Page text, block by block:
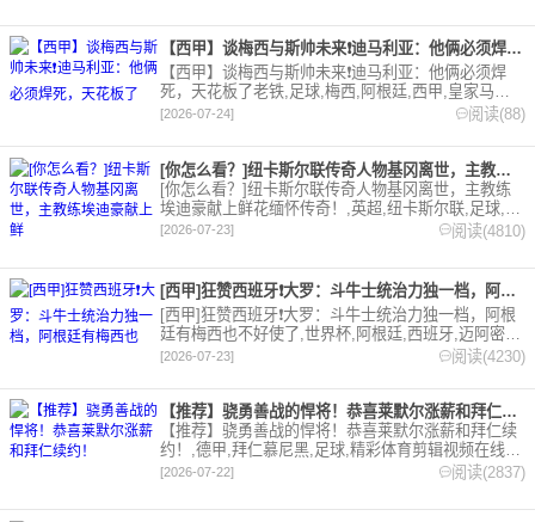
【西甲】谈梅西与斯帅未来❗️迪马利亚：他俩必须焊死，天花板了
【西甲】谈梅西与斯帅未来❗️迪马利亚：他俩必须焊
死，天花板了老铁,足球,梅西,阿根廷,西甲,皇家马德
里,迈阿密国际,Z原创,精彩体育剪辑视频在线播放。
[2026-07-24] 阅读(88)
[你怎么看？]纽卡斯尔联传奇人物基冈离世，主教练埃迪豪献上鲜
[你怎么看？]纽卡斯尔联传奇人物基冈离世，主教练
埃迪豪献上鲜花缅怀传奇！,英超,纽卡斯尔联,足球,精
彩体育剪辑视频在线播放。本站提供最全的篮球视频
[2026-07-23] 阅读(4810)
[西甲]狂赞西班牙❗大罗：斗牛士统治力独一档，阿根廷有梅西也
[西甲]狂赞西班牙❗大罗：斗牛士统治力独一档，阿根
廷有梅西也不好使了,世界杯,阿根廷,西班牙,迈阿密国
际,西甲,巴塞罗那,皇家马德里,梅西,足球,精彩体育剪
集锦,录像。
[2026-07-23] 阅读(4230)
【推荐】骁勇善战的悍将！恭喜莱默尔涨薪和拜仁续约！
【推荐】骁勇善战的悍将！恭喜莱默尔涨薪和拜仁续
约！,德甲,拜仁慕尼黑,足球,精彩体育剪辑视频在线播
放。本站提供最全的篮球视频足球视频,集锦,录像。
[2026-07-22] 阅读(2837)